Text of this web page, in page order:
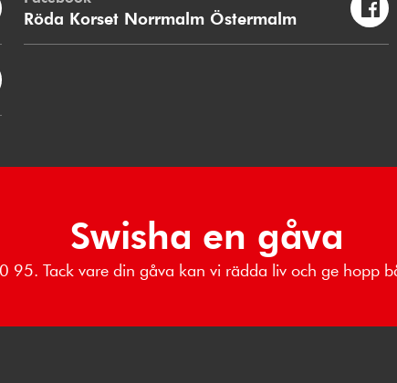
Röda Korset Norrmalm Östermalm
Swisha en gåva
95. Tack vare din gåva kan vi rädda liv och ge hopp